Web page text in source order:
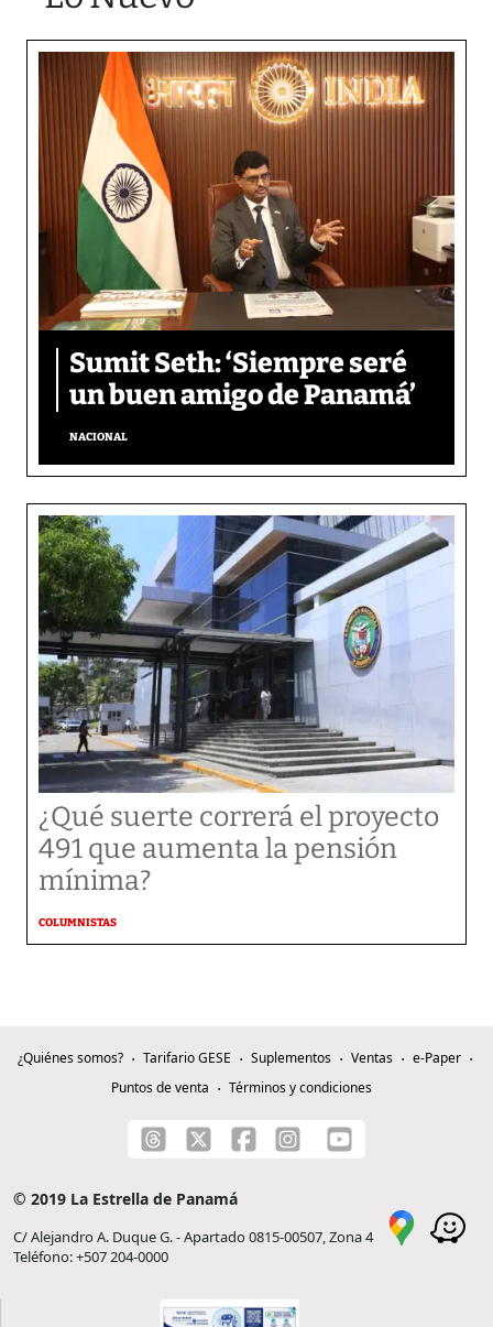
Sumit Seth: ‘Siempre seré
un buen amigo de Panamá’
NACIONAL
¿Qué suerte correrá el proyecto
491 que aumenta la pensión
mínima?
COLUMNISTAS
¿Quiénes somos? Tarifario GESE Suplementos Ventas
e-Paper
Puntos de venta
Términos y condiciones
© 2019 La Estrella de Panamá
C/ Alejandro A. Duque G. - Apartado 0815-00507, Zona 4
Teléfono: +507 204-0000